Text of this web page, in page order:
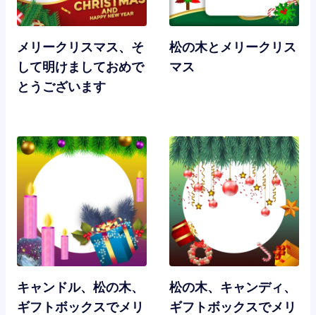
メリークリスマス、そ
して明けましておめで
とうございます
松の木とメリークリス
マス
キャンドル、松の木、
ギフトボックスでメリ
松の木、キャンディ、
ギフトボックスでメリ